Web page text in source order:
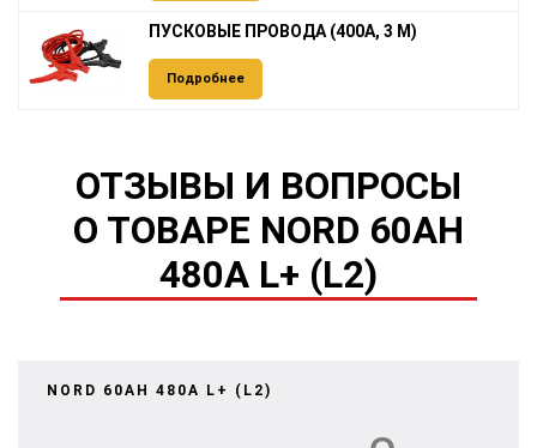
ПУСКОВЫЕ ПРОВОДА (400А, 3 М)
Подробнее
ОТЗЫВЫ И ВОПРОСЫ
О ТОВАРЕ NORD 60AH
480A L+ (L2)
NORD 60AH 480A L+ (L2)